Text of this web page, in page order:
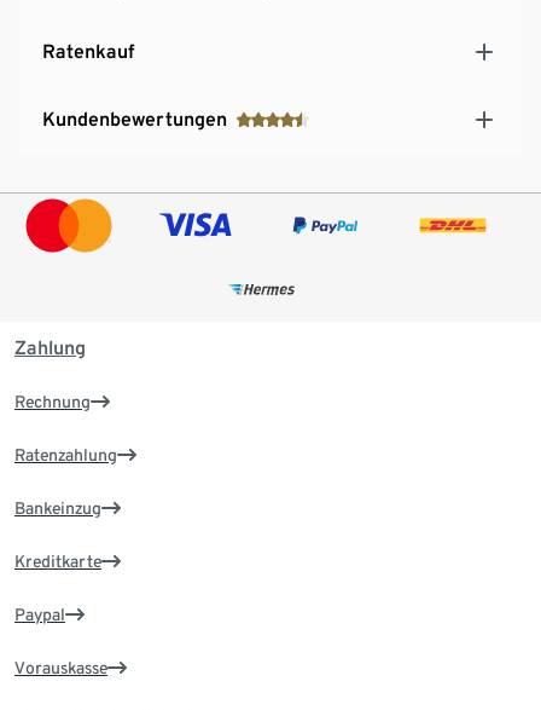
Ratenkauf
Kundenbewertungen
Zahlung
Rechnung
Ratenzahlung
Bankeinzug
Kreditkarte
Paypal
Vorauskasse